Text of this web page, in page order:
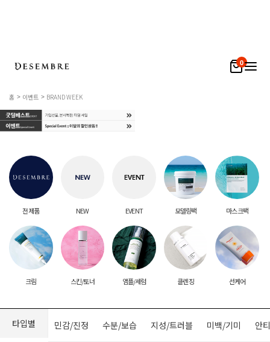
0
홈 이벤트 BRAND WEEK
전 제품 NEW EVENT 모델링팩 마스크팩
크림 스킨/토너 앰플/세럼 클렌징 선케어
타입별 민감/진정 수분/보습 지성/트러블 미백/기미 안